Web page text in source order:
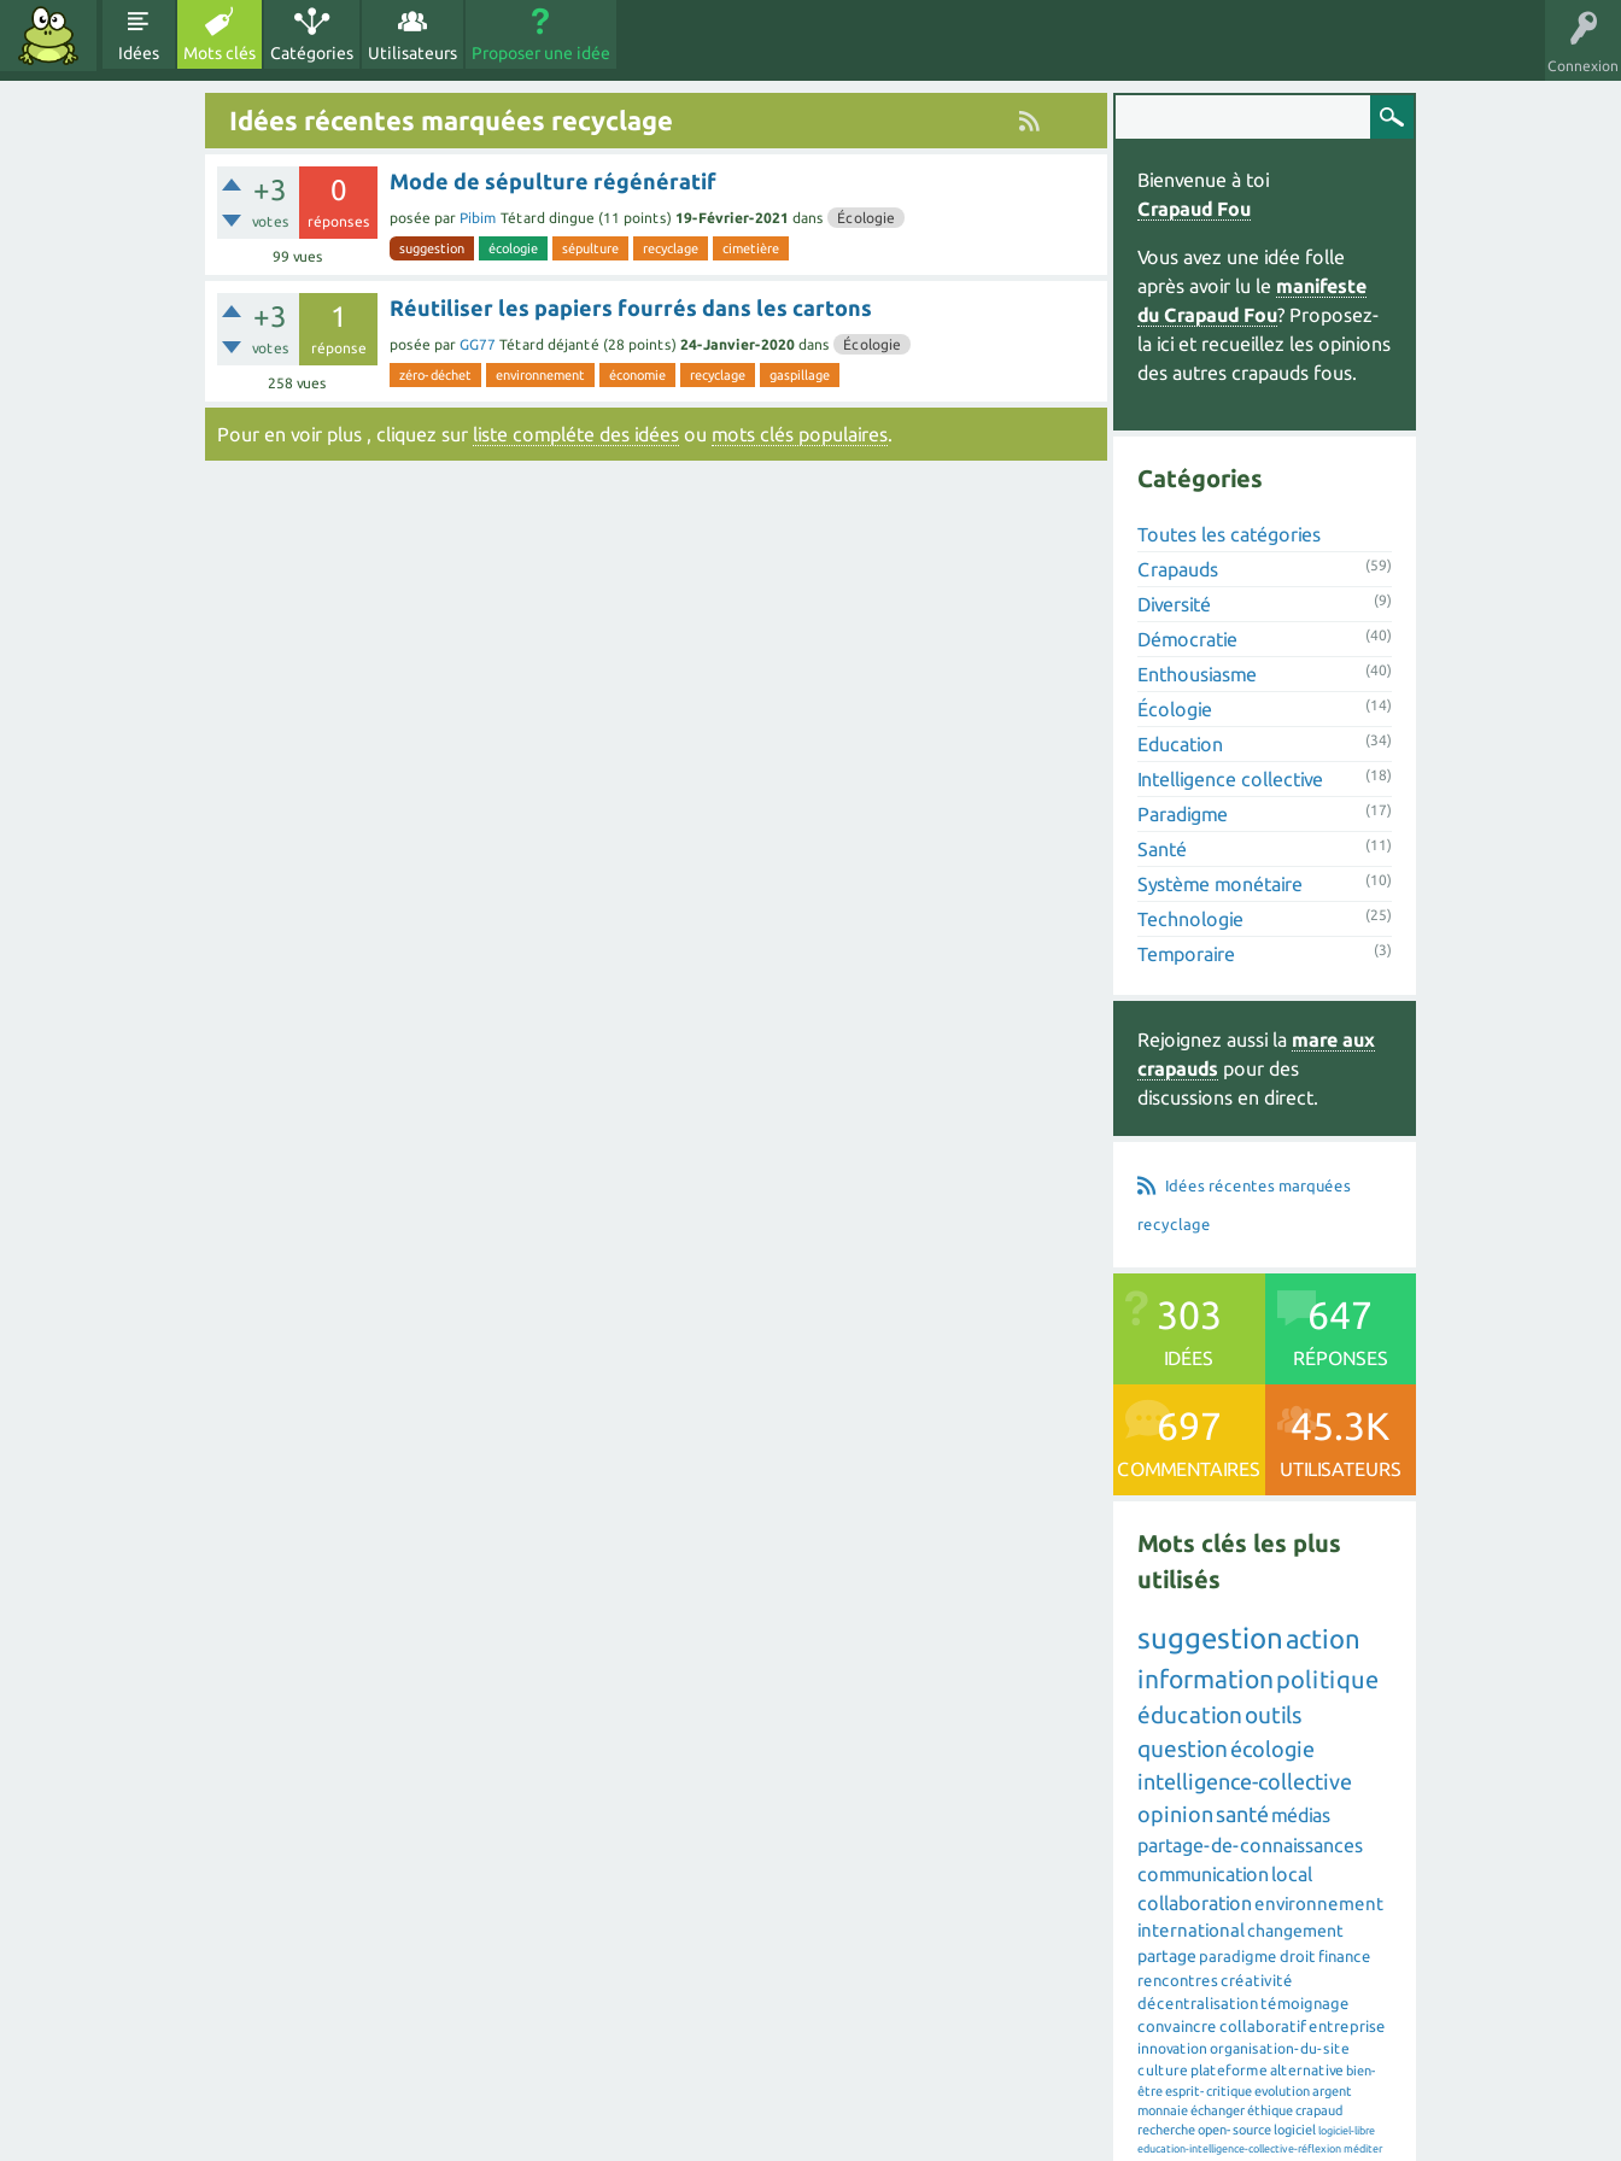
Connexion
Idées Mots clés Catégories Utilisateurs Proposer une idée
Idées récentes marquées recyclage
+3
votes
0
réponses
99 vues
Mode de sépulture régénératif
posée par Pibim Tétard dingue (11 points) 19-Février-2021 dans Écologie
suggestion écologie sépulture recyclage cimetière
+3
votes
1
réponse
258 vues
Réutiliser les papiers fourrés dans les cartons
posée par GG77 Tétard déjanté (28 points) 24-Janvier-2020 dans Écologie
zéro-déchet environnement économie recyclage gaspillage
Pour en voir plus , cliquez sur liste compléte des idées ou mots clés populaires.
Bienvenue à toi
Crapaud Fou
Vous avez une idée folle
après avoir lu le manifeste
du Crapaud Fou? Proposez-
la ici et recueillez les opinions
des autres crapauds fous.
Catégories
Toutes les catégories
Crapauds
(59)
Diversité (9)
Démocratie (40)
Enthousiasme (40)
Écologie (14)
Education (34)
Intelligence collective (18)
Paradigme (17)
Santé (11)
Système monétaire (10)
Technologie (25)
Temporaire (3)
Rejoignez aussi la mare aux
crapauds pour des
discussions en direct.
Idées récentes marquées
recyclage
303
IDÉES
647
RÉPONSES
697
COMMENTAIRES
45.3K
UTILISATEURS
Mots clés les plus
utilisés
suggestion action
informationpolitique
éducationoutils
question écologie
intelligence-collective
opinion santé médias
partage-de-connaissances
communication local
collaborationenvironnement
internationalchangement
partage paradigme droit finance
rencontrescréativité
décentralisation témoignage
convaincre collaboratifentreprise
innovation organisation-du-site
culture plateforme alternative bien-
êtreesprit-critiqueevolutionargent
monnaieéchangeréthiquecrapaud
rechercheopen-source logiciel logiciel-libre
education-intelligence-collective-réflexion méditer